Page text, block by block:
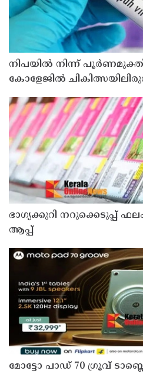
നിപയിൽ നിന്ന്
കോളേജിൽ
ഭാഗ്യക്കുറി നറുക്കെടുപ്പ്
ആപ്പ്
മോട്ടോ പാഡ് 70 ഗ്രൂവ്